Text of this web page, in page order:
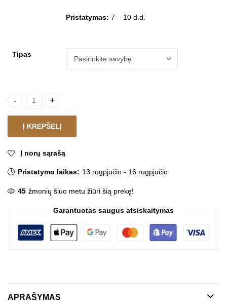
Pristatymas: 7 – 10 d.d.
Tipas
Pakabinamas šviestuvas TERI CIRCULAR quantity
Į KREPŠELĮ
Į norų sąrašą
Pristatymo laikas: 13 rugpjūčio - 16 rugpjūčio
45 žmonių šiuo metu žiūri šią prekę!
Garantuotas saugus atsiskaitymas
APRAŠYMAS